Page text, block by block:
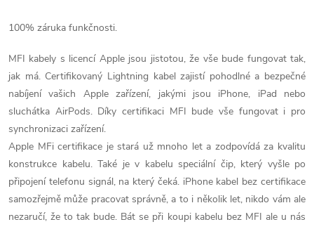
k
t
ů
k
t
ů
v
l
á
d
a
c
í
100% záruka funkčnosti.
MFI kabely s licencí Apple jsou jistotou, že vše bude fungovat tak,
jak má. Certifikovaný Lightning kabel zajistí pohodlné a bezpečné
nabíjení vašich Apple zařízení, jakými jsou iPhone, iPad nebo
sluchátka AirPods. Díky certifikaci MFI bude vše fungovat i pro
synchronizaci zařízení.
Apple MFi certifikace je stará už mnoho let a zodpovídá za kvalitu
konstrukce kabelu. Také je v kabelu speciální čip, který vyšle po
připojení telefonu signál, na který čeká. iPhone kabel bez certifikace
samozřejmě může pracovat správně, a to i několik let, nikdo vám ale
nezaručí, že to tak bude. Bát se při koupi kabelu bez MFI ale u nás